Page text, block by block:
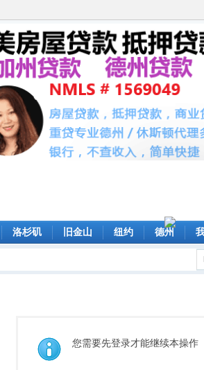
洛杉矶 旧金山 纽约 德州
您需要先登录才能继续本操作